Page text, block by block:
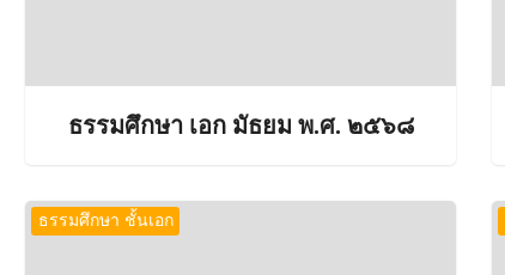
ธรรมศึกษา เอก มัธยม พ.ศ. ๒๕๖๘
ธรรมศึกษา ชั้นเอก